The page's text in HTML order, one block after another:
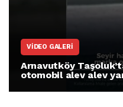
VIDEO GALERI
Arnavutköy
otomobil alev alev